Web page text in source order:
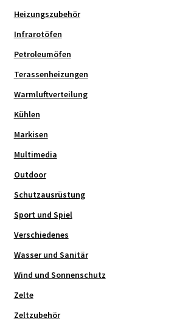
Heizungszubehör
Infrarotöfen
Petroleumöfen
Terassenheizungen
Warmluftverteilung
Kühlen
Markisen
Multimedia
Outdoor
Schutzausrüstung
Sport und Spiel
Verschiedenes
Wasser und Sanitär
Wind und Sonnenschutz
Zelte
Zeltzubehör